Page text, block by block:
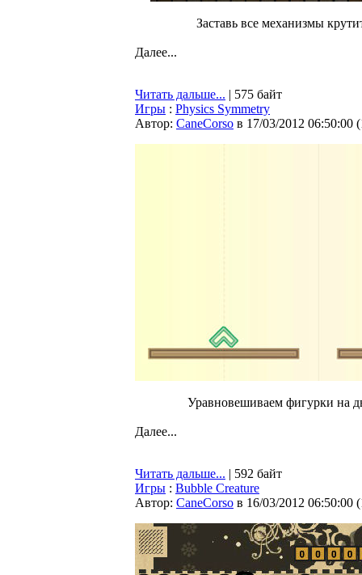
Заставь все механизмы
Далее...
Читать дальше... | 575 байт
Игры : Physics Symmetry
Автор: CaneCorso в 17/03/2012 06:50:00 (
Уравновешиваем фигурки на
Далее...
Читать дальше... | 592 байт
Игры : Bubble Creature
Автор: CaneCorso в 16/03/2012 06:50:00 (